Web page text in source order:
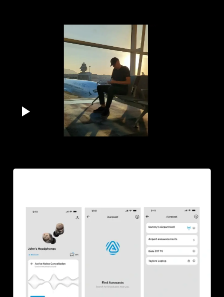
Inloggen vereist
Meld u aan bij uw account om producten aan uw
opgeslagen artikelen te bekijken.